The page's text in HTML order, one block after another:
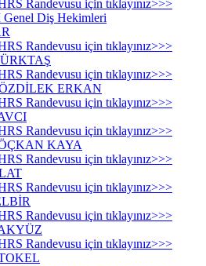
Randevusu için tıklayınız>>>
Diş Hekimleri
Randevusu için tıklayınız>>>
Randevusu için tıklayınız>>>
ERKAN
Randevusu için tıklayınız>>>
Randevusu için tıklayınız>>>
KAYA
Randevusu için tıklayınız>>>
Randevusu için tıklayınız>>>
Randevusu için tıklayınız>>>
Randevusu için tıklayınız>>>